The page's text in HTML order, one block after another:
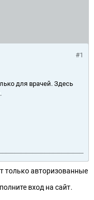
#1
для врачей. Здесь
только авторизованные
вход на сайт.